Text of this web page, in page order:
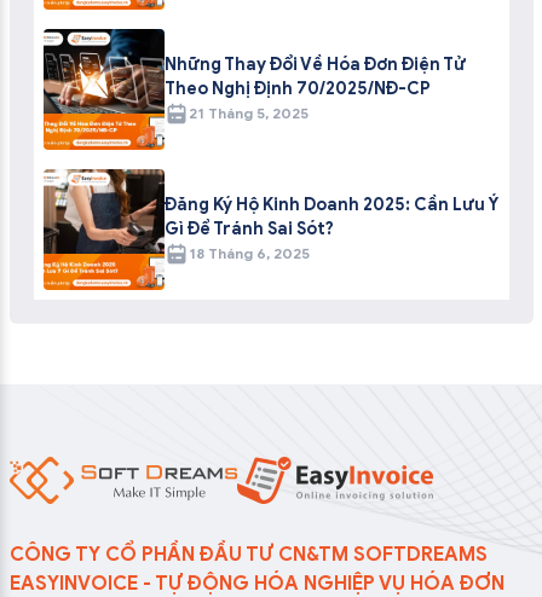
Những Thay Đổi Về Hóa Đơn Điện Tử
Theo Nghị Định 70/2025/NĐ-CP
21 Tháng 5, 2025
Đăng Ký Hộ Kinh Doanh 2025: Cần Lưu Ý
Gì Để Tránh Sai Sót?
18 Tháng 6, 2025
CÔNG TY CỔ PHẦN ĐẦU TƯ CN&TM SOFTDREAMS
EASYINVOICE - TỰ ĐỘNG HÓA NGHIỆP VỤ HÓA ĐƠN